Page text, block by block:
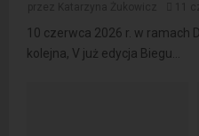
10 czerwca 2026 r. w ramach
kolejna, V już edycja Biegu...